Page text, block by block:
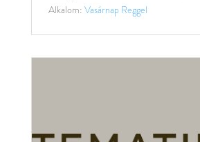
Alkalom: Vasárnap Reggel